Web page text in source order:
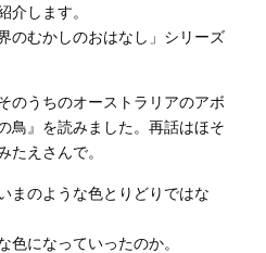
します。
のむかしのおはなし」シリーズ
のうちのオーストラリアのアボ
鳥』を読みました。再話はほそ
たえさんで。
まのような色とりどりではな
になっていったのか。